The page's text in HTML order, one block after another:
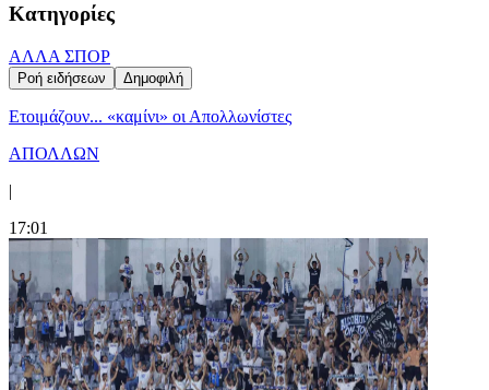
Κατηγορίες
ΑΛΛΑ ΣΠΟΡ
Ροή ειδήσεων Δημοφιλή
Ετοιμάζουν... «καμίνι» οι Απολλωνίστες
ΑΠΟΛΛΩΝ
|
17:01